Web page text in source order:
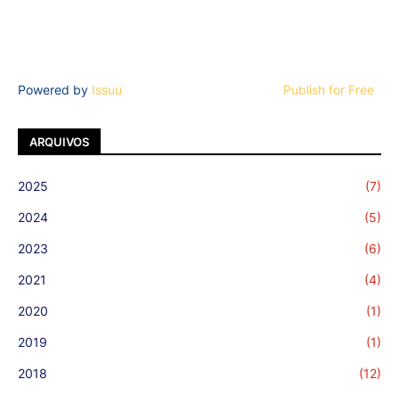
Powered by Issuu Publish for Free
ARQUIVOS
2025 (7)
2024 (5)
2023 (6)
2021 (4)
2020 (1)
2019 (1)
2018 (12)